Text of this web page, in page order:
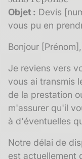
Objet : Devis
vous pu en
Bonjour [Prénom],
Je reviens vers
vous ai transmis
de la prestation
m'assurer qu'il
à d'éventuelles
Notre délai de
est actuellement